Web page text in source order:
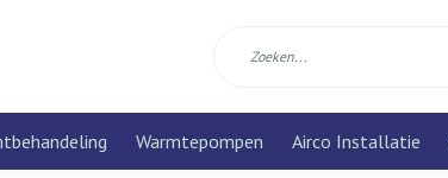
Warmtepompen Airco Installatie